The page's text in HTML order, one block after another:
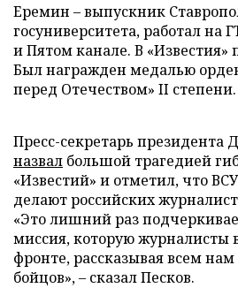
Еремин – выпускник
госуниверситета, работал на
и Пятом канале. В «Известия»
Был награжден медалью
перед Отечеством» II степени.
Пресс-секретарь президента
назвал большой трагедией
«Известий» и отметил, что
делают российских
«Это лишний раз
миссия, которую журналисты
фронте, рассказывая всем
бойцов», – сказал Песков.